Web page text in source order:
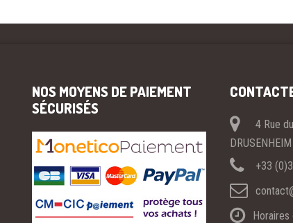
NOS MOYENS DE PAIEMENT
SÉCURISÉS
4 Rue
DRUSENHEIM
+33
Horaires